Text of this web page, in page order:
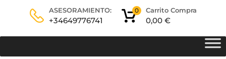
ASESORAMIENTO:
+34649776741
Carrito Compra
0,00 €
0